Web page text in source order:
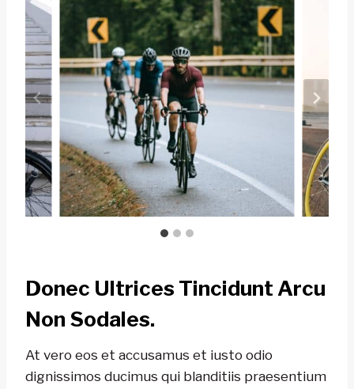
Donec Ultrices Tincidunt Arcu
Non Sodales.
At vero eos et accusamus et iusto odio
dignissimos ducimus qui blanditiis praesentium